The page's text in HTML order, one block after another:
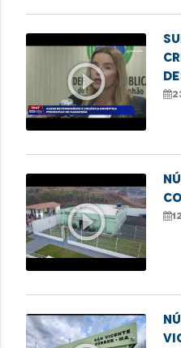
play_circle_outline
play_circle_outline